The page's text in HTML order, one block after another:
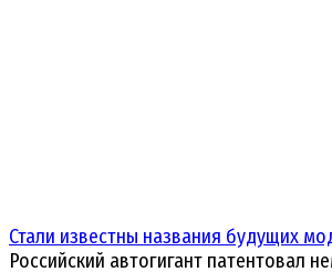
Стали известны названия будущих
Российский автогигант патентовал